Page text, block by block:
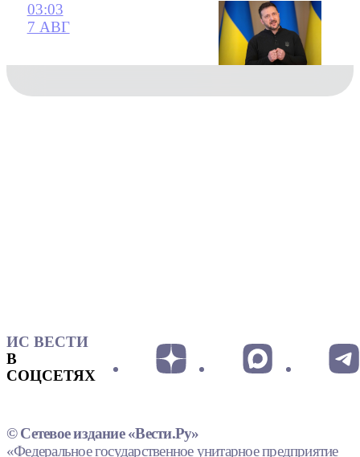
03:03
7 АВГ
ИС ВЕСТИ
В
СОЦСЕТЯХ
© Сетевое издание «Вести.Ру»
«Федеральное государственное унитарное предприятие